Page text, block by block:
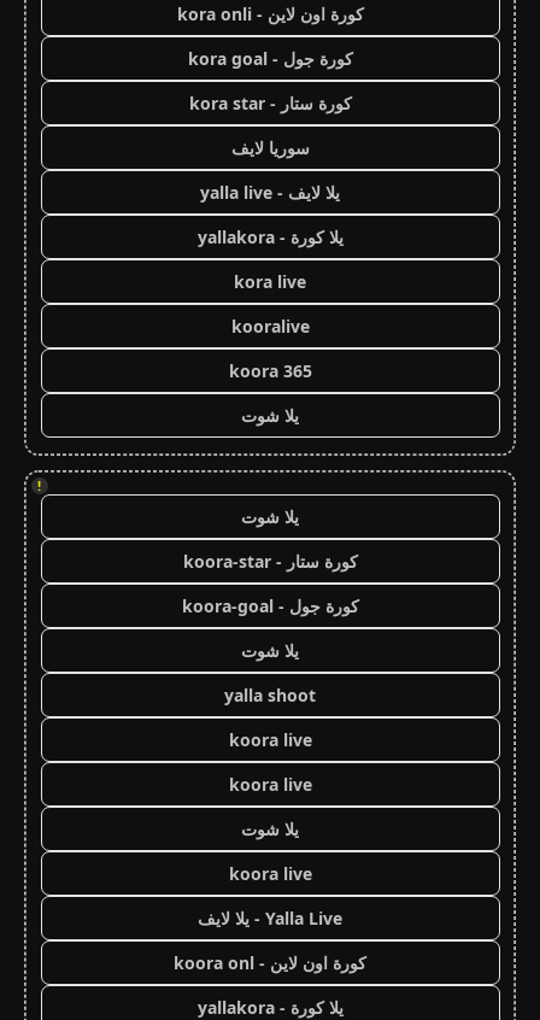
كورة اون لاين - kora onli
كورة جول - kora goal
كورة ستار - kora star
سوريا لايف
يلا لايف - yalla live
يلا كورة - yallakora
kora live
kooralive
koora 365
يلا شوت
!
يلا شوت
كورة ستار - koora-star
كورة جول - koora-goal
يلا شوت
yalla shoot
koora live
koora live
يلا شوت
koora live
Yalla Live - يلا لايف
كورة اون لاين - koora onl
يلا كورة - yallakora